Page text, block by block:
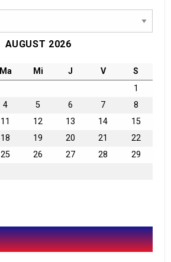
AUGUST 2026
Ma Mi J V
S
1
4 5 6 7
8
11 12 13 14
15
18 19 20 21
22
25 26 27 28
29